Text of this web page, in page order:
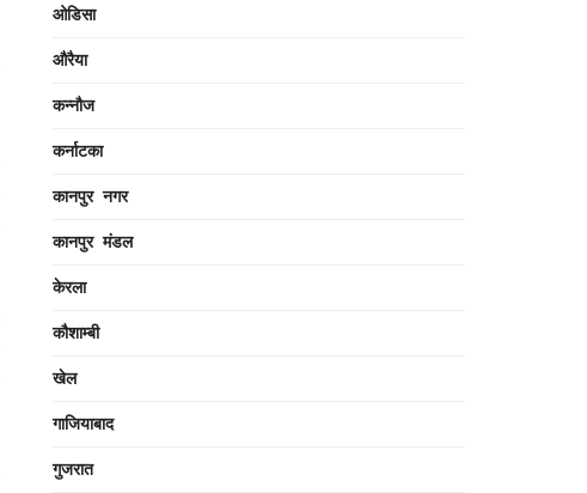
ओडिसा
औरैया
कन्नौज
कर्नाटका
कानपुर नगर
कानपुर मंडल
केरला
कौशाम्बी
खेल
गाजियाबाद
गुजरात